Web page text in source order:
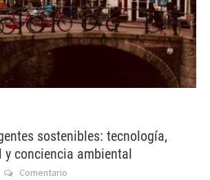
sostenibles: tecnología,
conciencia ambiental
Comentario